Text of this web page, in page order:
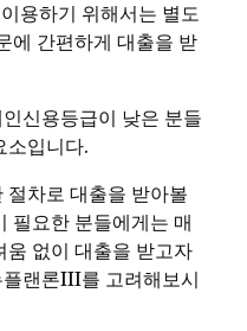
용하기 위해서는 별도
에 간편하게 대출을 받
신용등급이 낮은 분들
소입니다.
차로 대출을 받아볼
필요한 분들에게는 매
움 없이 대출을 받고자
랜론III를 고려해보시